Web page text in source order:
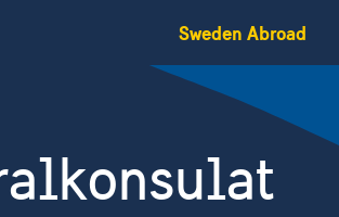
Sweden Abroad